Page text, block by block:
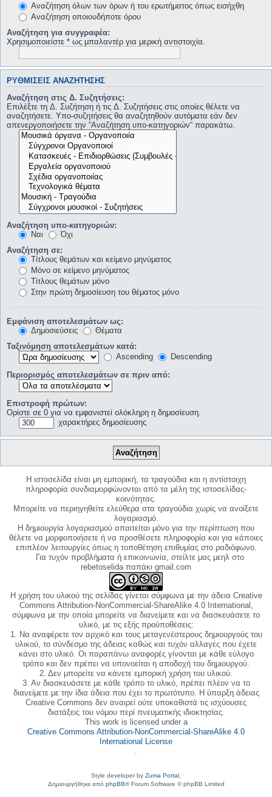
Αναζήτηση όλων των όρων ή του ερωτήματος όπως εισήχθη
Αναζήτηση οποιουδήποτε όρου
Αναζήτηση για συγγραφέα:
Χρησιμοποιείστε * ως μπαλαντέρ για μερική αντιστοιχία.
ΡΥΘΜΊΣΕΙΣ ΑΝΑΖΉΤΗΣΗΣ
Αναζήτηση στις Δ. Συζητήσεις:
Επιλέξτε τη Δ. Συζήτηση ή τις Δ. Συζητήσεις στις οποίες θέλετε να
αναζητήσετε. Υπο-συζητήσεις θα αναζητηθούν αυτόματα εάν δεν
απενεργοποιήσετε την “Αναζήτηση υπο-κατηγοριών“ παρακάτω.
Αναζήτηση υπο-κατηγοριών:
Ναι
Όχι
Αναζήτηση σε:
Τίτλους θεμάτων και κείμενο μηνύματος
Μόνο σε κείμενο μηνύματος
Τίτλους θεμάτων μόνο
Στην πρώτη δημοσίευση του θέματος μόνο
Εμφάνιση αποτελεσμάτων ως:
Δημοσιεύσεις
Θέματα
Ταξινόμηση αποτελεσμάτων κατά:
Ascending
Descending
Περιορισμός αποτελεσμάτων σε πριν από:
Επιστροφή πρώτων:
Ορίστε σε 0 για να εμφανιστεί ολόκληρη η δημοσίευση.
χαρακτήρες δημοσίευσης
Η ιστοσελίδα είναι μη εμπορική, τα τραγούδια και η αντίστοιχη
πληροφορία συνδιαμορφώνονται από τα μέλη της ιστοσελίδας-
κοινότητας.
Μπορείτε να περιηγηθείτε ελεύθερα στα τραγούδια χωρίς να ανοίξετε
λογαριασμό.
Η δημιουργία λογαριασμού απαιτείται μόνο για την περίπτωση που
θέλετε να μορφοποιήσετε ή να προσθέσετε πληροφορία και για κάποιες
επιπλέον λειτουργίες όπως η τοποθέτηση επιθυμίας στο ραδιόφωνο.
Για τυχόν προβλήματα ή επικοινωνία, στείλτε μας μεηλ στο
rebetoselida παπάκι gmail.com
Η χρήση του υλικού της σελίδας γίνεται σύμφωνα με την άδεια Creative
Commons Attribution-NonCommercial-ShareAlike 4.0 International,
σύμφωνα με την οποία μπορείτε να διανείμετε και να διασκευάσετε το
υλικό, με τις εξής προϋποθέσεις:
1. Να αναφέρετε τον αρχικό και τους μεταγενέστερους δημιουργούς του
υλικού, το σύνδεσμο της άδειας καθώς και τυχόν αλλαγές που έχετε
κάνει στο υλικό. Οι παραπάνω αναφορές γίνονται με κάθε εύλογο
τρόπο και δεν πρέπει να υπονοείται η αποδοχή του δημιουργού.
2. Δεν μπορείτε να κάνετε εμπορική χρήση του υλικού.
3. Αν διασκευάσετε με κάθε τρόπο το υλικό, πρέπει πλέον να το
διανείμετε με την ίδια άδεια που έχει το πρωτότυπο. Η ύπαρξη άδειας
Creative Commons δεν αναιρεί ούτε υποκαθιστά τις ισχύουσες
διατάξεις του νόμου περί πνευματικής ιδιοκτησίας.
This work is licensed under a
Creative Commons Attribution-NonCommercial-ShareAlike 4.0
International License
Style developer by Zuma Portal ,
Δημιουργήθηκε από phpBB® Forum Software © phpBB Limited